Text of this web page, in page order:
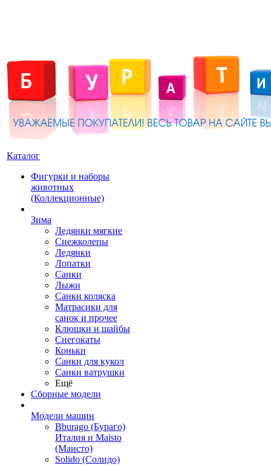
Каталог
Фигурки и наборы
животных
(Коллекционные)
Зима
Ледянки мягкие
Снежколепы
Ледянки
Лопатки
Санки
Лыжи
Санки коляска
Матрасики для
санок и прочее
Клюшки и шайбы
Снегокаты
Коньки
Санки для кукол
Санки ватрушки
Ещё
Сборные модели
Модели машин
Bburago (Бураго)
Италия и Maisto
(Маисто)
Solido (Солидо)